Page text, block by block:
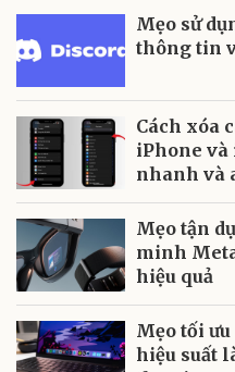
Mẹo sử
thông tin
Cách xóa
iPhone và
nhanh và
Mẹo tận
minh
hiệu quả
Mẹo tối
hiệu suất